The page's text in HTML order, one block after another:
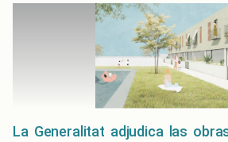
La Generalitat adjudica las